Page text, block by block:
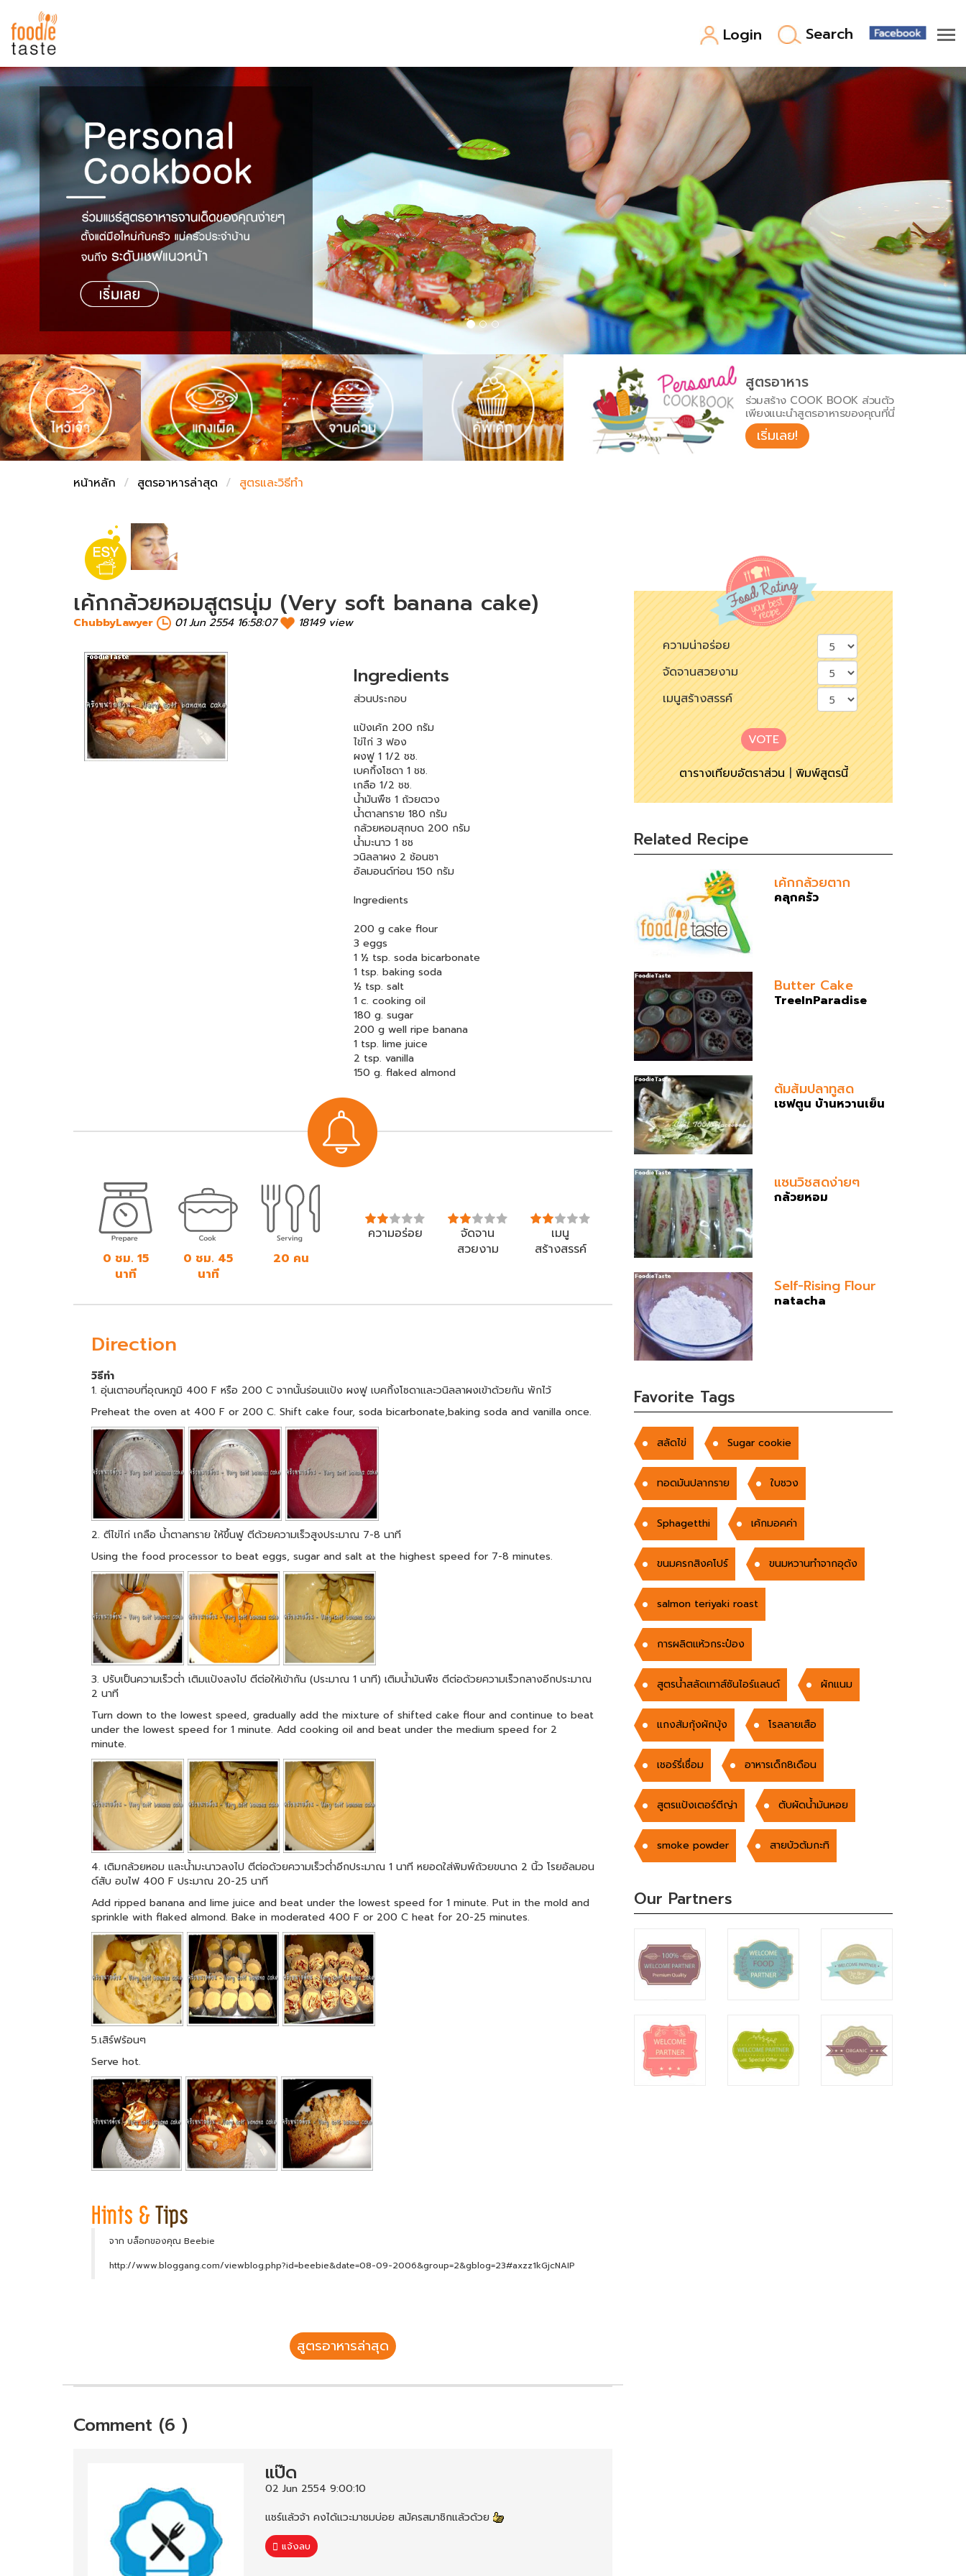
Login Search
สูตรอาหาร
สูตรอาหารล่าสุด
Top Foodie
พาไปชิม
สารพันก้นครัว
เคล็ดลับน่ารู้
เปรียบเทียบหน่วยการตวง
เปรียบเทียบอุณหภูมิ
เปรียบเทียบน้ำหนักวัตถุดิบ
ชั่งตวงเนย
FoodPedia
สร้าง Cookbook
สูตรอาหาร
ร่วมสร้าง COOK BOOK ส่วนตัว
เพียงแนะนำสูตรอาหารของคุณที่นี่
เริ่มเลย!
หน้าหลัก สูตรอาหารล่าสุด สูตรและวิธีทำ
เค้กกล้วยหอมสูตรนุ่ม (Very soft banana cake)
ChubbyLawyer 01 Jun 2554 16:58:07 18149 view
Ingredients
ส่วนประกอบ
แป้งเค้ก 200 กรัม
ไข่ไก่ 3 ฟอง
ผงฟู 1 1/2 ชช.
เบคกิ้งโซดา 1 ชช.
เกลือ 1/2 ชช.
น้ำมันพืช 1 ถ้วยตวง
น้ำตาลทราย 180 กรัม
กล้วยหอมสุกบด 200 กรัม
น้ำมะนาว 1 ชช
วนิลลาผง 2 ช้อนชา
อัลมอนด์ท่อน 150 กรัม
Ingredients
200 g cake flour
3 eggs
1 ½ tsp. soda bicarbonate
1 tsp. baking soda
½ tsp. salt
1 c. cooking oil
180 g. sugar
200 g well ripe banana
1 tsp. lime juice
2 tsp. vanilla
150 g. flaked almond
0 ชม. 15
นาที
0 ชม. 45
นาที
20 คน
ความอร่อย
จัดจาน
สวยงาม
เมนู
สร้างสรรค์
Direction
วิธีทำ
1. อุ่นเตาอบที่อุณหภูมิ 400 F หรือ 200 C จากนั้นร่อนแป้ง ผงฟู เบคกิ้งโซดาและวนิลลาผงเข้าด้วยกัน พักไว้
Preheat the oven at 400 F or 200 C. Shift cake four, soda bicarbonate,baking soda and vanilla once.
2. ตีไข่ไก่ เกลือ น้ำตาลทราย ให้ขึ้นฟู ตีด้วยความเร็วสูงประมาณ 7-8 นาที
Using the food processor to beat eggs, sugar and salt at the highest speed for 7-8 minutes.
3. ปรับเป็นความเร็วต่ำ เติมแป้งลงไป ตีต่อให้เข้ากัน (ประมาณ 1 นาที) เติมน้ำมันพืช ตีต่อด้วยความเร็วกลางอีกประมาณ
2 นาที
Turn down to the lowest speed, gradually add the mixture of shifted cake flour and continue to beat
under the lowest speed for 1 minute. Add cooking oil and beat under the medium speed for 2
minute.
4. เติมกล้วยหอม และน้ำมะนาวลงไป ตีต่อด้วยความเร็วต่ำอีกประมาณ 1 นาที หยอดใส่พิมพ์ถ้วยขนาด 2 นิ้ว โรยอัลมอน
ด์สับ อบไฟ 400 F ประมาณ 20-25 นาที
Add ripped banana and lime juice and beat under the lowest speed for 1 minute. Put in the mold and
sprinkle with flaked almond. Bake in moderated 400 F or 200 C heat for 20-25 minutes.
5.เสิร์ฟร้อนๆ
Serve hot.
จาก บล็อกของคุณ Beebie
http://www.bloggang.com/viewblog.php?id=beebie&date=08-09-2006&group=2&gblog=23#axzz1kGjcNAIP
สูตรอาหารล่าสุด
Comment (6 )
แป๊ด
02 Jun 2554 9:00:10
แชร์แล้วจ้า คงได้แวะมาชมบ่อย สมัครสมาชิกแล้วด้วย
แจ้งลบ
ความน่าอร่อย
จัดจานสวยงาม
เมนูสร้างสรรค์
VOTE
ตารางเทียบอัตราส่วน|พิมพ์สูตรนี้
Related Recipe
เค้กกล้วยตาก
คลุกครัว
Butter Cake
TreeInParadise
ต้มส้มปลาทูสด
เชฟตูน บ้านหวานเย็น
แซนวิชสดง่ายๆ
กล้วยหอม
Self-Rising Flour
natacha
Favorite Tags
สลัดไข่ Sugar cookie
ทอดมันปลากราย ใบชวง
Sphagetthi เค้กมอคค่า
ขนมครกสิงคโปร์ ขนมหวานทำจากอุด้ง
salmon teriyaki roast
การผลิตแห้วกระป๋อง
สูตรน้ำสลัดเทาส์ซันไอร์แลนด์ ผักแนม
แกงส้มกุ้งผักบุ้ง โรลลายเสือ
เชอร์รี่เชื่อม อาหารเด็ก8เดือน
สูตรแป้งเตอร์ตีญ่า ตับผัดน้ำมันหอย
smoke powder สายบัวต้มกะทิ
Our Partners